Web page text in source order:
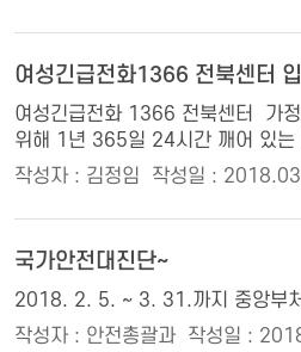
여성긴급전화1366 전북센터
여성긴급전화 1366 전북센터
위해 1년 365일 24시간 깨어 있는
작성자 : 김정임
작성일 :
국가안전대진단~
2018. 2. 5. ~ 3. 31.까지 중앙부처,
작성자 : 안전총괄과
작성일 :